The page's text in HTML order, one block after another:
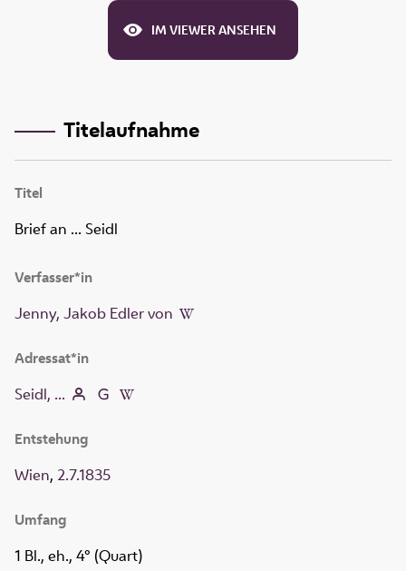
IM VIEWER ANSEHEN
Titelaufnahme
Titel
Brief an ... Seidl
Verfasser*in
Jenny, Jakob Edler von
Adressat*in
Seidl, ...
Entstehung
Wien, 2.7.1835
Umfang
1 Bl., eh., 4° (Quart)